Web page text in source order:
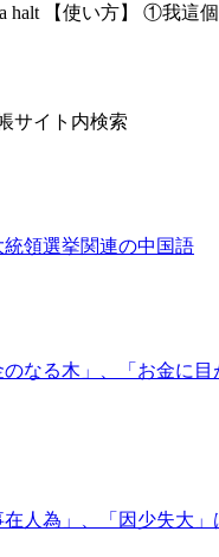
a halt 【使い方】 ①我這
サイト内検索
領選挙関連の中国語
なる木」、「お金に
人為」、「因少失大」